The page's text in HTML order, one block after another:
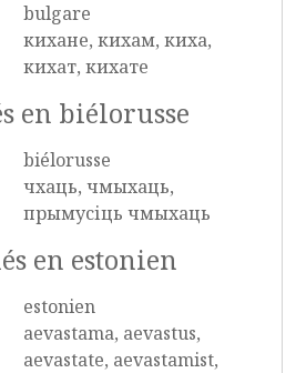
bulgare
кихане, кихам, киха,
кихат, кихате
en biélorusse
biélorusse
чхаць, чмыхаць,
прымусіць чмыхаць
en estonien
estonien
aevastama, aevastus,
aevastate, aevastamist,